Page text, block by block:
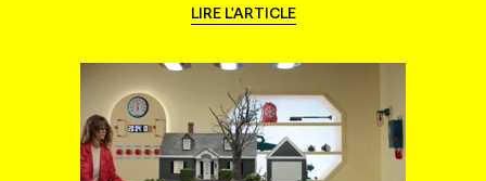
LIRE L'ARTICLE